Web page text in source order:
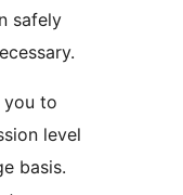
safely
you to
level
basis.